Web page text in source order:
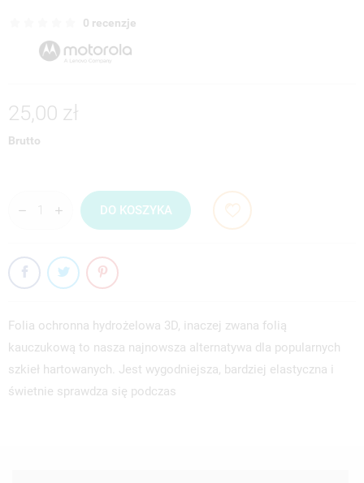
0 recenzje
25,00 zł
Brutto
DO KOSZYKA
Folia ochronna hydrożelowa 3D, inaczej zwana folią
kauczukową to nasza najnowsza alternatywa dla popularnych
szkieł hartowanych. Jest wygodniejsza, bardziej elastyczna i
świetnie sprawdza się podczas